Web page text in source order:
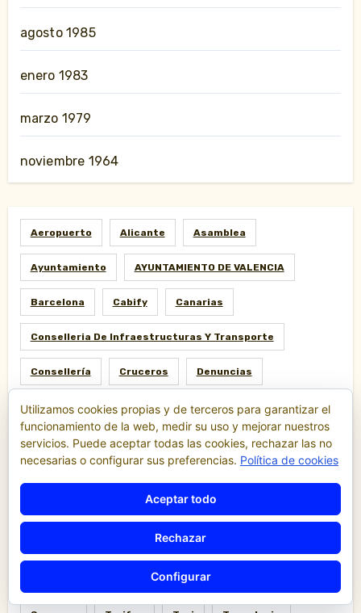
agosto 1985
enero 1983
marzo 1979
noviembre 1964
Aeropuerto Alicante Asamblea
Ayuntamiento AYUNTAMIENTO DE VALENCIA
Barcelona Cabify Canarias
Conselleria De Infraestructuras Y Transporte
Consellería Cruceros Denuncias
Economía Escalas Fallas Ferias
Fiestas Gestoría Hacienda Huelga
Reglamento
Resolución Sociedad
Utilizamos cookies propias y de terceros para garantizar el
funcionamiento de la web, medir su uso y mejorar nuestros
servicios. Puede aceptar todas las cookies, rechazar las no
necesarias o configurar sus preferencias. Política de cookies
Aceptar todo
Rechazar
Configurar